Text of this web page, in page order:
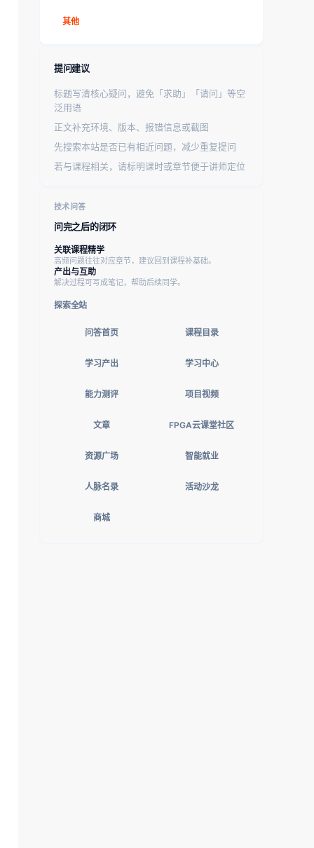
其他
提问建议
标题写清核心疑问，避免「求助」「请问」等空
泛用语
正文补充环境、版本、报错信息或截图
先搜索本站是否已有相近问题，减少重复提问
若与课程相关，请标明课时或章节便于讲师定位
技术问答
问完之后的闭环
关联课程精学
高频问题往往对应章节，建议回到课程补基础。
产出与互助
解决过程可写成笔记，帮助后续同学。
探索全站
问答首页 课程目录
学习产出 学习中心
能力测评 项目视频
文章 FPGA云课堂社区
资源广场 智能就业
人脉名录 活动沙龙
商城